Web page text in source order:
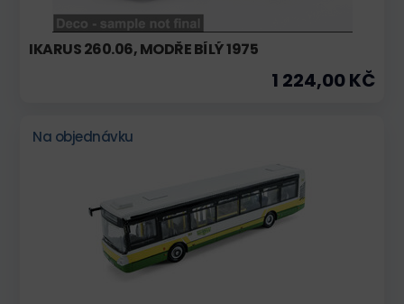
IKARUS 260.06, MODŘE BÍLÝ 1975
1 224,00 KČ
Na objednávku